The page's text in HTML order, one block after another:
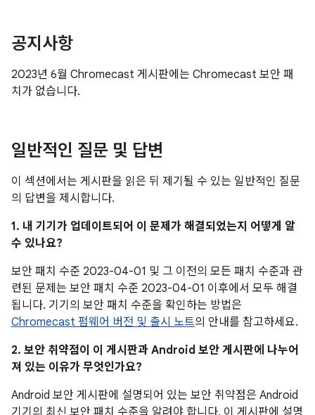
공지사항
2023년 6월 Chromecast 게시판에는 Chromecast 보안 패
치가 없습니다.
일반적인 질문 및 답변
이 섹션에서는 게시판을 읽은 뒤 제기될 수 있는 일반적인 질문
의 답변을 제시합니다.
1. 내 기기가 업데이트되어 이 문제가 해결되었는지 어떻게 알
수 있나요?
보안 패치 수준 2023-04-01 및 그 이전의 모든 패치 수준과 관
련된 문제는 보안 패치 수준 2023-04-01 이후에서 모두 해결
됩니다. 기기의 보안 패치 수준을 확인하는 방법은
Chromecast 펌웨어 버전 및 출시 노트의 안내를 참고하세요.
2. 보안 취약점이 이 게시판과 Android 보안 게시판에 나누어
져 있는 이유가 무엇인가요?
Android 보안 게시판에 설명되어 있는 보안 취약점은 Android
기기의 최신 보안 패치 수준을 알려야 합니다. 이 게시판에 설명